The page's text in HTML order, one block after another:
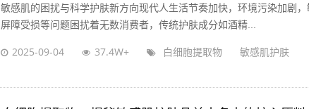
敏感肌的困扰与科学护肤新方向现代人生活节奏加快，环境污染加剧
屏障受损等问题困扰着无数消费者，传统护肤成分如酒精...
2025-09-04 37.4W+ 白细胞提取物 敏感肌护肤